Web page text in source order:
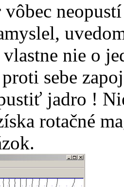
nie o
sebe
jadro !
rotačné